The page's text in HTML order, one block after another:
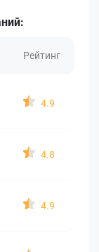
Рейтинг
4.9
4.8
4.9